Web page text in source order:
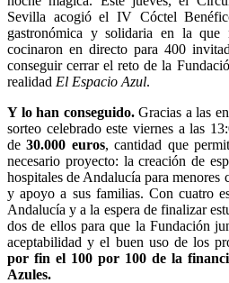
Sevilla acogió el IV Cóctel
gastronómica y solidaria en la que
cocinaron en directo para 400
conseguir cerrar el reto de la
realidad El Espacio Azul.
Y lo han conseguido.Gracias a las
sorteo celebrado este viernes a las
de30.000 euros, cantidad que
necesario proyecto: la creación de
hospitales de Andalucía para menores
y apoyo a sus familias. Con cuatro
Andalucía y a la espera de finalizar
dos de ellos para que la Fundación
aceptabilidad y el buen uso de los
por fin el 100 por 100 de la
Azules.